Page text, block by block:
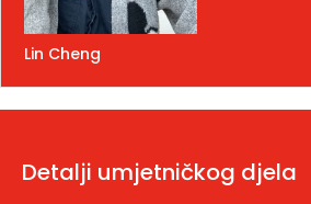
Lin Cheng
Detalji umjetničkog djela